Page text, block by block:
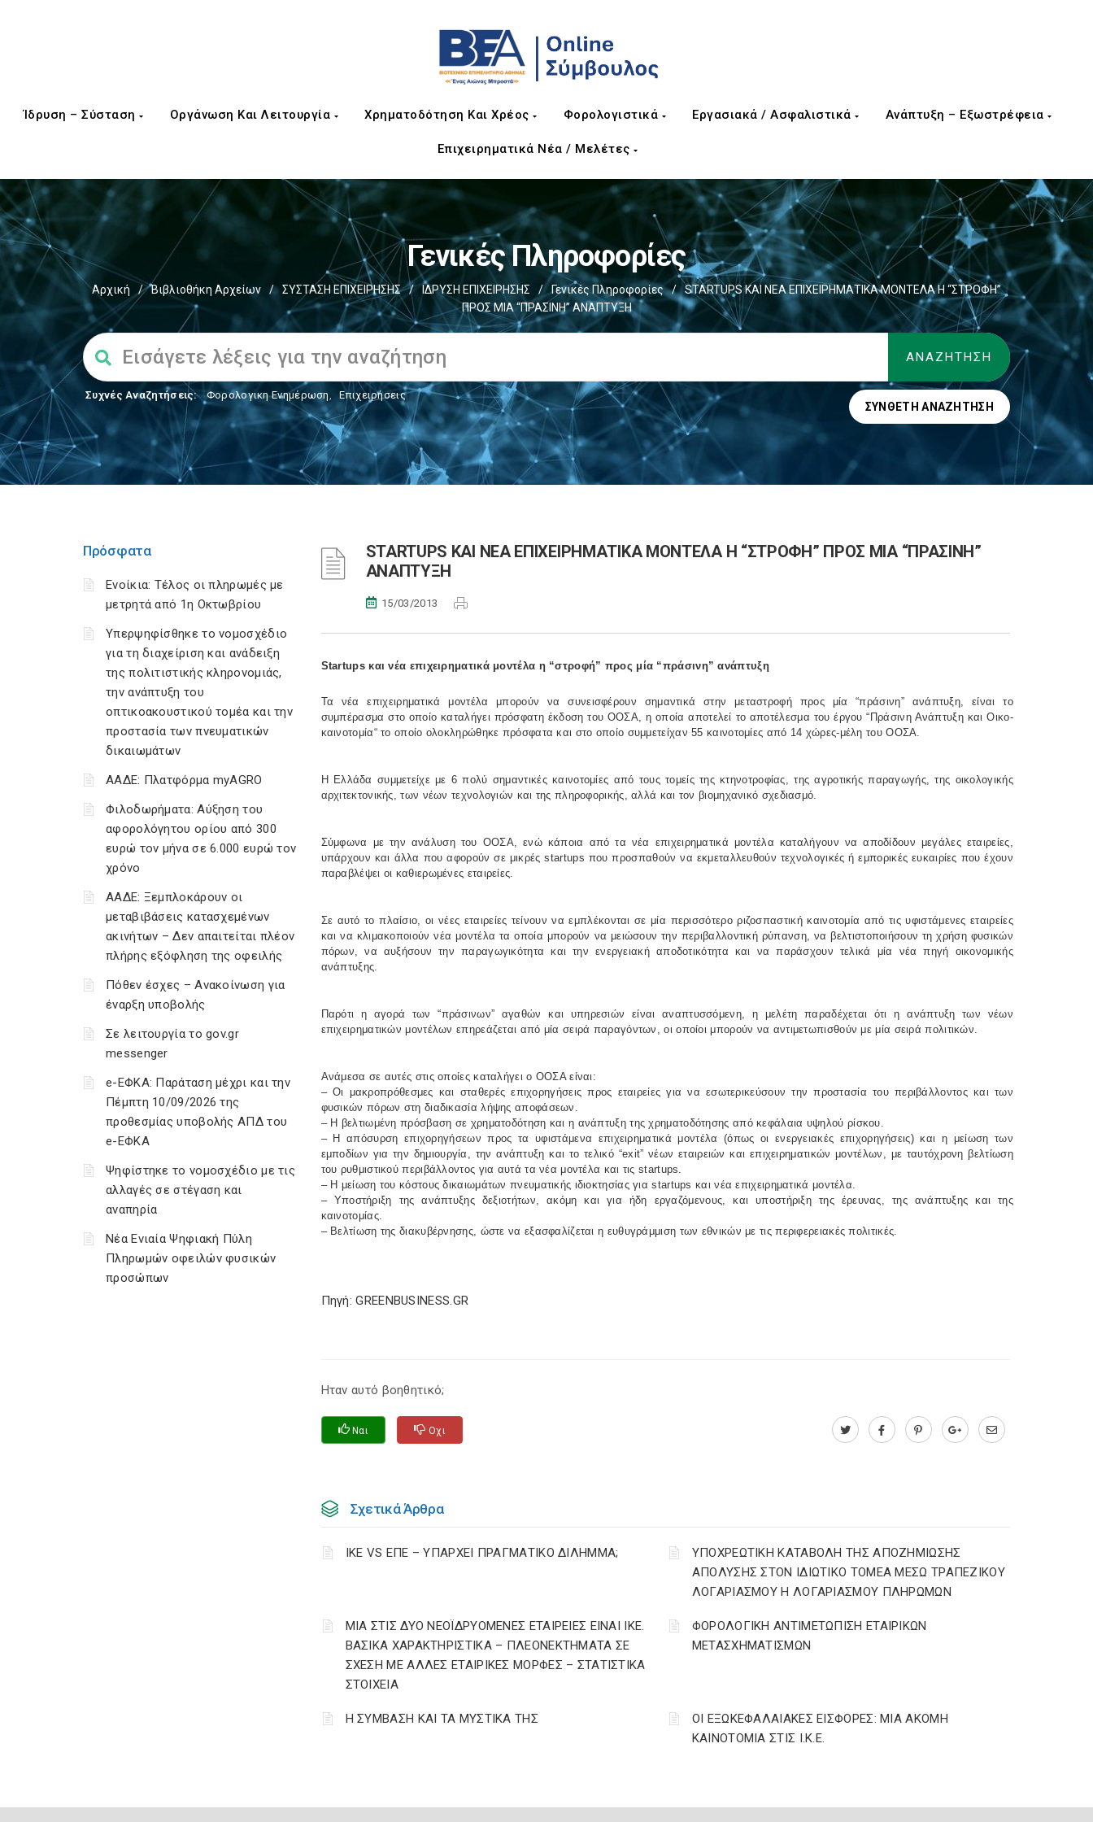
Ίδρυση – Σύσταση Οργάνωση Και Λειτουργία Χρηματοδότηση Και Χρέος Φορολογιστικά Εργασιακά / Ασφαλιστικά Ανάπτυξη – Εξωστρέφεια
Επιχειρηματικά Νέα / Μελέτες
Γενικές Πληροφορίες
Αρχική / Βιβλιοθήκη Αρχείων / ΣΥΣΤΑΣΗ ΕΠΙΧΕΙΡΗΣΗΣ / ΙΔΡΥΣΗ ΕΠΙΧΕΙΡΗΣΗΣ / Γενικές Πληροφορίες /
STARTUPS ΚΑΙ ΝΕΑ ΕΠΙΧΕΙΡΗΜΑΤΙΚΑ ΜΟΝΤΕΛΑ Η “ΣΤΡΟΦΗ”
ΠΡΟΣ ΜΙΑ “ΠΡΑΣΙΝΗ” ΑΝΑΠΤΥΞΗ
Συχνές Αναζητήσεις: Φορολογικη Ενημέρωση, Επιχειρήσεις
ΣΎΝΘΕΤΗ ΑΝΑΖΉΤΗΣΗ
Πρόσφατα
Ενοίκια: Τέλος οι πληρωμές με
μετρητά από 1η Οκτωβρίου
Υπερψηφίσθηκε το νομοσχέδιο
για τη διαχείριση και ανάδειξη
της πολιτιστικής κληρονομιάς,
την ανάπτυξη του
οπτικοακουστικού τομέα και την
προστασία των πνευματικών
δικαιωμάτων
ΑΑΔΕ: Πλατφόρμα myAGRO
Φιλοδωρήματα: Αύξηση του
αφορολόγητου ορίου από 300
ευρώ τον μήνα σε 6.000 ευρώ τον
χρόνο
ΑΑΔΕ: Ξεμπλοκάρουν οι
μεταβιβάσεις κατασχεμένων
ακινήτων – Δεν απαιτείται πλέον
πλήρης εξόφληση της οφειλής
Πόθεν έσχες – Ανακοίνωση για
έναρξη υποβολής
Σε λειτουργία το gov.gr
messenger
e-ΕΦΚΑ: Παράταση μέχρι και την
Πέμπτη 10/09/2026 της
προθεσμίας υποβολής ΑΠΔ του
e-ΕΦΚΑ
Ψηφίστηκε το νομοσχέδιο με τις
αλλαγές σε στέγαση και
αναπηρία
Νέα Ενιαία Ψηφιακή Πύλη
Πληρωμών οφειλών φυσικών
προσώπων
STARTUPS ΚΑΙ ΝΕΑ ΕΠΙΧΕΙΡΗΜΑΤΙΚΑ ΜΟΝΤΕΛΑ Η “ΣΤΡΟΦΗ” ΠΡΟΣ ΜΙΑ “ΠΡΑΣΙΝΗ”
ΑΝΑΠΤΥΞΗ
15/03/2013
Startups και νέα επιχειρηματικά μοντέλα η “στροφή” προς μία “πράσινη” ανάπτυξη
Τα νέα επιχειρηματικά μοντέλα μπορούν να συνεισφέρουν σημαντικά στην μεταστροφή προς μία “πράσινη” ανάπτυξη, είναι το
συμπέρασμα στο οποίο καταλήγει πρόσφατη έκδοση του ΟΟΣΑ, η οποία αποτελεί το αποτέλεσμα του έργου “Πράσινη Ανάπτυξη και Οικο-
καινοτομία“ το οποίο ολοκληρώθηκε πρόσφατα και στο οποίο συμμετείχαν 55 καινοτομίες από 14 χώρες-μέλη του ΟΟΣΑ.
Η Ελλάδα συμμετείχε με 6 πολύ σημαντικές καινοτομίες από τους τομείς της κτηνοτροφίας, της αγροτικής παραγωγής, της οικολογικής
αρχιτεκτονικής, των νέων τεχνολογιών και της πληροφορικής, αλλά και τον βιομηχανικό σχεδιασμό.
Σύμφωνα με την ανάλυση του ΟΟΣΑ, ενώ κάποια από τα νέα επιχειρηματικά μοντέλα καταλήγουν να αποδίδουν μεγάλες εταιρείες,
υπάρχουν και άλλα που αφορούν σε μικρές startups που προσπαθούν να εκμεταλλευθούν τεχνολογικές ή εμπορικές ευκαιρίες που έχουν
παραβλέψει οι καθιερωμένες εταιρείες.
Σε αυτό το πλαίσιο, οι νέες εταιρείες τείνουν να εμπλέκονται σε μία περισσότερο ριζοσπαστική καινοτομία από τις υφιστάμενες εταιρείες
και να κλιμακοποιούν νέα μοντέλα τα οποία μπορούν να μειώσουν την περιβαλλοντική ρύπανση, να βελτιστοποιήσουν τη χρήση φυσικών
πόρων, να αυξήσουν την παραγωγικότητα και την ενεργειακή αποδοτικότητα και να παράσχουν τελικά μία νέα πηγή οικονομικής
ανάπτυξης.
Παρότι η αγορά των “πράσινων” αγαθών και υπηρεσιών είναι αναπτυσσόμενη, η μελέτη παραδέχεται ότι η ανάπτυξη των νέων
επιχειρηματικών μοντέλων επηρεάζεται από μία σειρά παραγόντων, οι οποίοι μπορούν να αντιμετωπισθούν με μία σειρά πολιτικών.
Ανάμεσα σε αυτές στις οποίες καταλήγει ο ΟΟΣΑ είναι:
– Οι μακροπρόθεσμες και σταθερές επιχορηγήσεις προς εταιρείες για να εσωτερικεύσουν την προστασία του περιβάλλοντος και των
φυσικών πόρων στη διαδικασία λήψης αποφάσεων.
– Η βελτιωμένη πρόσβαση σε χρηματοδότηση και η ανάπτυξη της χρηματοδότησης από κεφάλαια υψηλού ρίσκου.
– Η απόσυρση επιχορηγήσεων προς τα υφιστάμενα επιχειρηματικά μοντέλα (όπως οι ενεργειακές επιχορηγήσεις) και η μείωση των
εμποδίων για την δημιουργία, την ανάπτυξη και το τελικό “exit” νέων εταιρειών και επιχειρηματικών μοντέλων, με ταυτόχρονη βελτίωση
του ρυθμιστικού περιβάλλοντος για αυτά τα νέα μοντέλα και τις startups.
– Η μείωση του κόστους δικαιωμάτων πνευματικής ιδιοκτησίας για startups και νέα επιχειρηματικά μοντέλα.
– Υποστήριξη της ανάπτυξης δεξιοτήτων, ακόμη και για ήδη εργαζόμενους, και υποστήριξη της έρευνας, της ανάπτυξης και της
καινοτομίας.
– Βελτίωση της διακυβέρνησης, ώστε να εξασφαλίζεται η ευθυγράμμιση των εθνικών με τις περιφερειακές πολιτικές.
Πηγή: GREENBUSINESS.GR
Ηταν αυτό βοηθητικό;
Ναι Οχι
Σχετικά Άρθρα
ΙΚΕ VS ΕΠΕ – ΥΠΑΡΧΕΙ ΠΡΑΓΜΑΤΙΚΟ ΔΙΛΗΜΜΑ;
YΠΟΧΡΕΩΤΙΚΗ ΚΑΤΑΒΟΛΗ ΤΗΣ ΑΠΟΖΗΜΙΩΣΗΣ
ΑΠΟΛΥΣΗΣ ΣΤΟΝ ΙΔΙΩΤΙΚΟ ΤΟΜΕΑ ΜΕΣΩ ΤΡΑΠΕΖΙΚΟΥ
ΛΟΓΑΡΙΑΣΜΟΥ Η ΛΟΓΑΡΙΑΣΜΟΥ ΠΛΗΡΩΜΩΝ
ΜΙΑ ΣΤΙΣ ΔΥΟ ΝΕΟΪΔΡΥΟΜΕΝΕΣ ΕΤΑΙΡΕΙΕΣ ΕΙΝΑΙ ΙΚΕ.
ΒΑΣΙΚΑ ΧΑΡΑΚΤΗΡΙΣΤΙΚΑ – ΠΛΕΟΝΕΚΤΗΜΑΤΑ ΣΕ
ΣΧΕΣΗ ΜΕ ΑΛΛΕΣ ΕΤΑΙΡΙΚΕΣ ΜΟΡΦΕΣ – ΣΤΑΤΙΣΤΙΚΑ
ΣΤΟΙΧΕΙΑ
ΦΟΡΟΛΟΓΙΚΗ ΑΝΤΙΜΕΤΩΠΙΣΗ ΕΤΑΙΡΙΚΩΝ
ΜΕΤΑΣΧΗΜΑΤΙΣΜΩΝ
Η ΣΥΜΒΑΣΗ ΚΑΙ ΤΑ ΜΥΣΤΙΚΑ ΤΗΣ
ΟΙ ΕΞΩΚΕΦΑΛΑΙΑΚΕΣ ΕΙΣΦΟΡΕΣ: ΜΙΑ ΑΚΟΜΗ
ΚΑΙΝΟΤΟΜΙΑ ΣΤΙΣ Ι.Κ.Ε.